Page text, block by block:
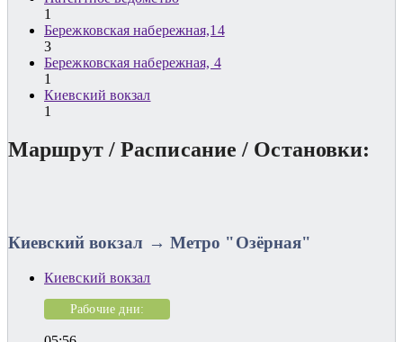
1
Бережковская набережная,14
3
Бережковская набережная, 4
1
Киевский вокзал
1
Маршрут / Расписание / Остановки:
Киевский вокзал → Метро "Озёрная"
Киевский вокзал
Рабочие дни: